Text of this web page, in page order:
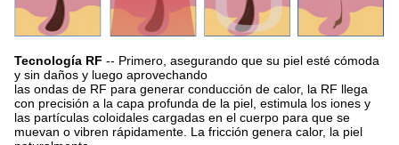
Tecnología RF -- Primero, asegurando que su piel esté cómoda
y sin daños y luego aprovechando
las ondas de RF para generar conducción de calor, la RF llega
con precisión a la capa profunda de la piel, estimula los iones y
las partículas coloidales cargadas en el cuerpo para que se
muevan o vibren rápidamente. La fricción genera calor, la piel